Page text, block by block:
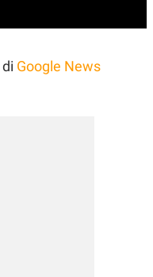
Google News